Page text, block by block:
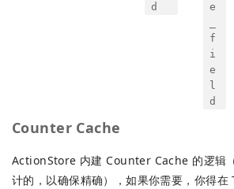
d
e
f
i
e
l
d
Counter Cache
ActionStore 内建 Counter Cache 的逻辑
计的，以确保精确），如果你需要，你得